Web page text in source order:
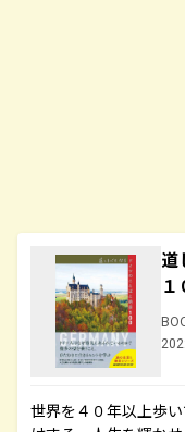
道
１
世界を４０年以上歩